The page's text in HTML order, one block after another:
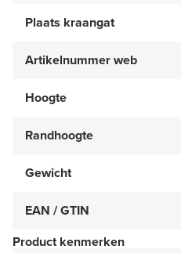
Plaats kraangat
Artikelnummer web
Hoogte
Randhoogte
Gewicht
EAN / GTIN
Product kenmerken